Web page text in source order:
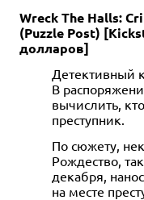
Wreck The Halls:
(Puzzle Post)
долларов]
Детективный
В
вычислить,
преступник.
По сюжету,
Рождество,
декабря,
на месте